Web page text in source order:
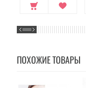
ПОХОЖИЕ ТОВАРЫ